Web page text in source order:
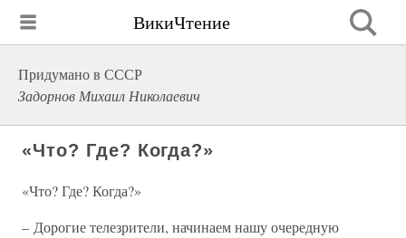
ВикиЧтение
Придумано в СССР
Задорнов Михаил Николаевич
«Что? Где? Когда?»
«Что? Где? Когда?»
– Дорогие телезрители, начинаем нашу очередную